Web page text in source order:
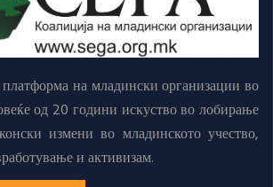
на младински организации во
од 20 години искуство во лобирање
измени во младинското учество,
и активизам.